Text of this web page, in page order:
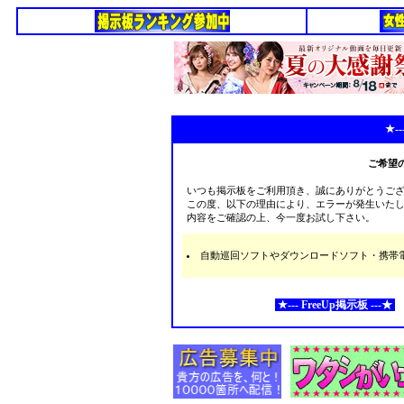
ご希望
いつも掲示板をご利用頂き、誠にありがとうご
この度、以下の理由により、エラーが発生いた
内容をご確認の上、今一度お試し下さい。
自動巡回ソフトやダウンロードソフト・携
★--- FreeUp掲示板 ---★